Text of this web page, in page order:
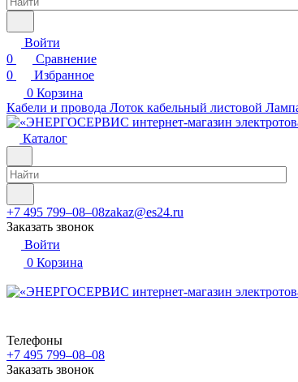
Войти
0
Сравнение
0
Избранное
0 Корзина
Кабели и провода Лоток кабельный листовой
Каталог
+7 495 799–08–08zakaz@es24.ru
Заказать звонок
Войти
0 Корзина
Телефоны
+7 495 799–08–08
Заказать звонок